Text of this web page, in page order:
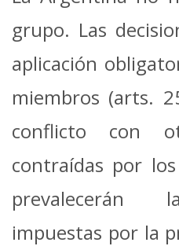
grupo. Las
aplicación
miembros (arts.
conflicto con
contraídas por
prevalecerán
impuestas por la